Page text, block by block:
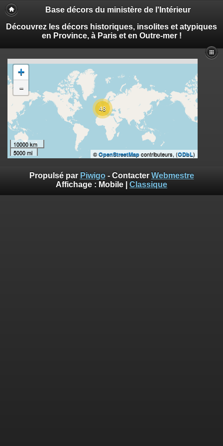
Base décors du ministère de l'Intérieur
Découvrez les décors historiques, insolites et atypiques
en Province, à Paris et en Outre-mer !
48
+
-
10000 km
5000 mi
© OpenStreetMap contributeurs, (ODbL)
Propulsé par Piwigo- Contacter Webmestre
Affichage : Mobile Classique